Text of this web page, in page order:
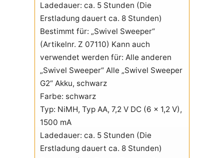
Ladedauer: ca. 5 Stunden (Die
Erstladung dauert ca. 8 Stunden)
Bestimmt für: „Swivel Sweeper“
(Artikelnr. Z 07110) Kann auch
verwendet werden für: Alle anderen
„Swivel Sweeper“ Alle „Swivel Sweeper
G2“ Akku, schwarz
Farbe: schwarz
Typ: NiMH, Typ AA, 7,2 V DC (6 x 1,2 V),
1500 mA
Ladedauer: ca. 5 Stunden (Die
Erstladung dauert ca. 8 Stunden)